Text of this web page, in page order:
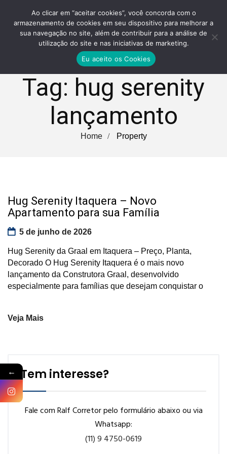
Tag: hug serenity
lançamento
Home Property
Hug Serenity Itaquera – Novo
Apartamento para sua Família
5 de junho de 2026
Hug Serenity da Graal em Itaquera – Preço, Planta,
Decorado O Hug Serenity Itaquera é o mais novo
lançamento da Construtora Graal, desenvolvido
especialmente para famílias que desejam conquistar o
Veja Mais
Tem interesse?
Fale com Ralf Corretor pelo formulário abaixo ou via
Whatsapp:
(11) 9 4750-0619
←
Ao clicar em “aceitar cookies”, você concorda com o
armazenamento de cookies em seu dispositivo para melhorar a
sua navegação no site, além de contribuir para a análise de
utilização do site e nas iniciativas de marketing.
Eu aceito os Cookies